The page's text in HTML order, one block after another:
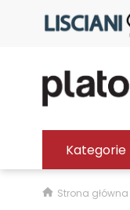
Kategorie
Strona główna